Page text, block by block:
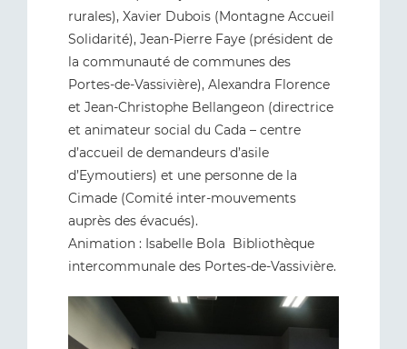
rurales), Xavier Dubois (Montagne Accueil
Solidarité), Jean-Pierre Faye (président de
la communauté de communes des
Portes-de-Vassivière), Alexandra Florence
et Jean-Christophe Bellangeon (directrice
et animateur social du Cada – centre
d’accueil de demandeurs d’asile
d’Eymoutiers) et une personne de la
Cimade (Comité inter-mouvements
auprès des évacués).
Animation : Isabelle Bola Bibliothèque
intercommunale des Portes-de-Vassivière.